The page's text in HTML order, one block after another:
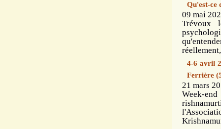
Qu'est-ce
09 mai
Trévoux
4-6 avril
Ferrière
21 mars
Week-